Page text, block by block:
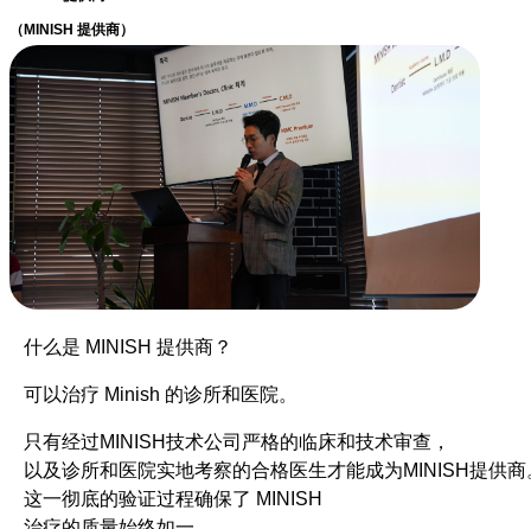
（MINISH 提供商）
什么是 MINISH 提供商？
可以治疗 Minish 的诊所和医院。
只有经过MINISH技术公司严格的临床和技术审查，
以及诊所和医院实地考察的合格医生才能成为MINISH提供商
这一彻底的验证过程确保了 MINISH